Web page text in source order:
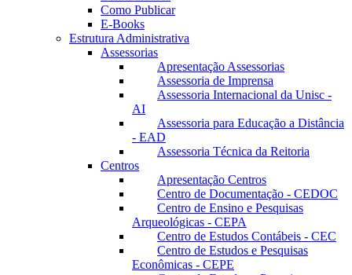
Como Publicar
E-Books
Estrutura Administrativa
Assessorias
Apresentação Assessorias
Assessoria de Imprensa
Assessoria Internacional da Unisc -
AI
Assessoria para Educação a Distância
- EAD
Assessoria Técnica da Reitoria
Centros
Apresentação Centros
Centro de Documentação - CEDOC
Centro de Ensino e Pesquisas
Arqueológicas - CEPA
Centro de Estudos Contábeis - CEC
Centro de Estudos e Pesquisas
Econômicas - CEPE